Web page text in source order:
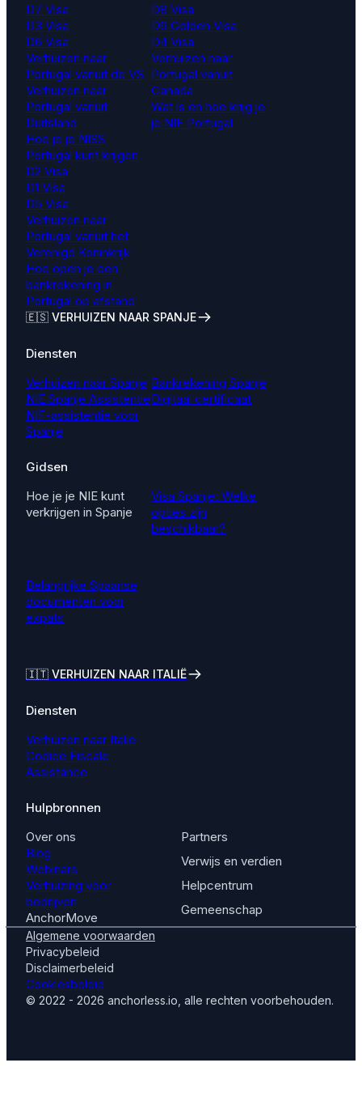
D7 Visa
D3 Visa
D6 Visa
Verhuizen naar
Portugal vanuit de VS
Verhuizen naar
Portugal vanuit
Duitsland
Hoe je je NISS
Portugal kunt krijgen
D8 Visa
D9 Golden Visa
D4 Visa
Verhuizen naar
Portugal vanuit
Canada
Wat is en hoe krijg je
je NIF Portugal
D2 Visa
D1 Visa
D5 Visa
Verhuizen naar
Portugal vanuit het
Verenigd Koninkrijk
Hoe open je een
bankrekening in
Portugal op afstand
🇪🇸 VERHUIZEN NAAR SPANJE
Diensten
Verhuizen naar Spanje
NIE Spanje Assistentie
NIF-assistentie voor
Spanje
Bankrekening Spanje
Digitaal certificaat
Gidsen
Hoe je je NIE kunt
verkrijgen in Spanje
Visa Spanje: Welke
opties zijn
beschikbaar?
Belangrijke Spaanse
documenten voor
expats
🇮🇹 VERHUIZEN NAAR ITALIË
Diensten
Verhuizen naar Italië
Codice Fiscale
Assistance
Hulpbronnen
Over ons
Blog
Webinars
Verhuizing voor
bedrijven
AnchorMove
Partners
Verwijs en verdien
Helpcentrum
Gemeenschap
Algemene voorwaarden
Privacybeleid
Disclaimerbeleid
Cookiesbeleid
© 2022 - 2026 anchorless.io, alle rechten voorbehouden.